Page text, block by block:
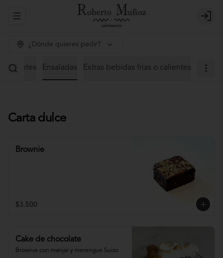
Abrir menu de navegación Login
¿Dónde quieres pedir?
calientes Ensaladas Extras bebidas frias o calientes
Carta dulce
Brownie
$3.500
Cake de chocolate
Brownie con manjar y merengue Suizo